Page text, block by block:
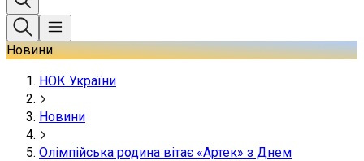
Новини
НОК України
Новини
Олімпійська родина вітає «Артек» з Днем